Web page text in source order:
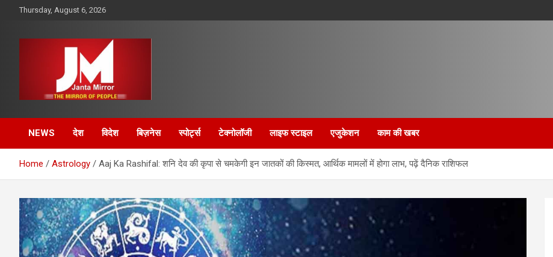
Thursday, August 6, 2026
Janta Mirror
NEWS देश विदेश बिज़नेस स्पोर्ट्स टेक्नोलॉजी लाइफ स्टाइल एजुकेशन काम की खबर
Home Astrology Aaj Ka Rashifal: शनि देव की कृपा से चमकेगी इन जातकों की किस्मत, आर्थिक मामलों में होगा लाभ, पढ़ें दैनिक राशिफल